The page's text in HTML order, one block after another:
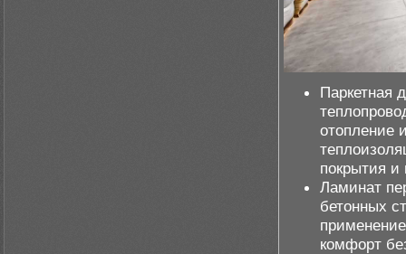
Паркетная
отопление
покрытия и
Ламинат
бетонных
комфорт